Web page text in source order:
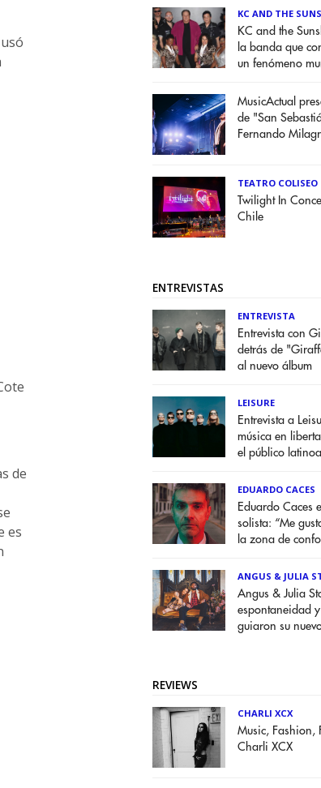
de
es
KC AND THE
KC and the
la banda que
un fenómeno
MusicActual
de "San
Fernando
TEATRO COLISEO
Twilight In
Chile
ENTREVISTAS
ENTREVISTA
Entrevista con
detrás de
al nuevo álbum
LEISURE
Entrevista a
música en
el público
EDUARDO CACES
Eduardo Caces
solista: “Me
la zona de
ANGUS & JULIA
Angus & Julia
espontaneidad
guiaron su
REVIEWS
CHARLI XCX
Music, Fashion,
Charli XCX